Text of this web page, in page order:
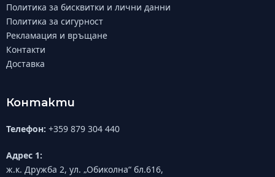
Политика за бисквитки и лични данни
Политика за сигурност
Рекламация и връщане
Контакти
Доставка
Контакти
Телефон: +359 879 304 440
Адрес 1:
ж.к. Дружба 2, ул. „Обиколна“ бл.616,